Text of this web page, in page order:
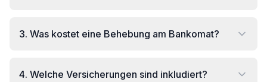
3. Was kostet eine Behebung am Bankomat?
4. Welche Versicherungen sind inkludiert?